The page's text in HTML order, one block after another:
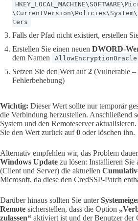
ters
Falls der Pfad nicht existiert, erstellen
Erstellen Sie einen neuen DWORD-
dem Namen
AllowEncryptionOracle
Setzen Sie den Wert auf2 (Vulnerable –
Fehlerbehebung)
Wichtig: Dieser Wert sollte nur temporär
die Verbindung herzustellen. Anschließend
System und den Remoteserver
Sie den Wert zurück auf0 oder löschen ihn.
Alternativ empfehlen wir, das Problem
Windows Update zu lösen: Installieren Sie
(Client und Server) die aktuellen
Microsoft, da diese den CredSSP-Patch
Darüber hinaus sollten Sie unter
Remote sicherstellen, dass die Option
zulassen“ aktiviert ist und der Benutzer der